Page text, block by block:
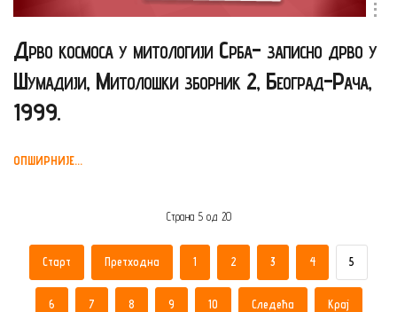
Дрво космоса у митологији Срба- записно дрво у
Шумадији, Митолошки зборник 2, Београд-Рача,
1999.
ОПШИРНИЈЕ...
Страна 5 од 20
Старт Претходна 1 2 3 4 5
6 7 8 9 10 Следећа Крај